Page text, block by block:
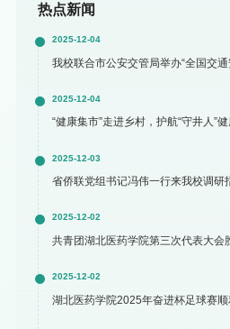
热点新闻
2025-12-04
我校联合市公安交管局举办“全国交
2025-12-04
“健康集市”走进乡村，护航“守井人”
2025-12-03
省侨联党组书记冯伟一行来我校调研
2025-12-02
共青团湖北医药学院第三次代表大会
2025-12-02
湖北医药学院2025年奋进杯足球赛